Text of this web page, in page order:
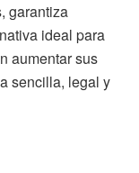
garantiza
ideal para
aumentar sus
sencilla, legal y